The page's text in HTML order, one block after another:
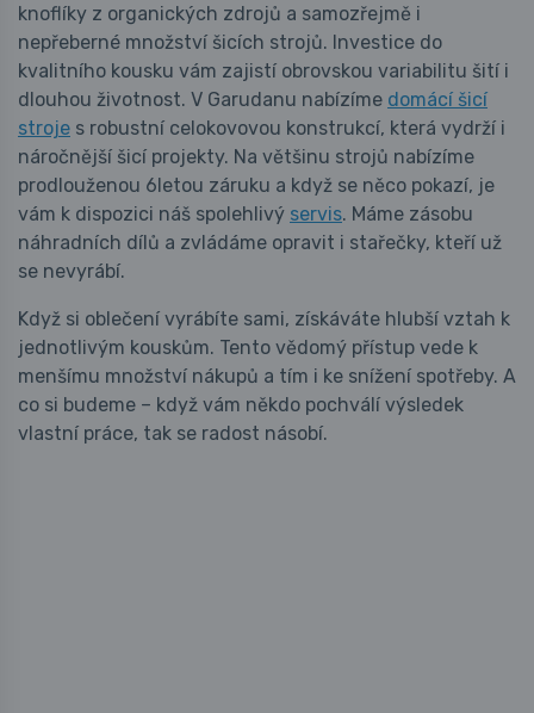
knoflíky z organických zdrojů a samozřejmě i
nepřeberné množství šicích strojů. Investice do
kvalitního kousku vám zajistí obrovskou variabilitu šití i
dlouhou životnost. V Garudanu nabízíme domácí šicí
stroje s robustní celokovovou konstrukcí, která vydrží i
náročnější šicí projekty. Na většinu strojů nabízíme
prodlouženou 6letou záruku a když se něco pokazí, je
vám k dispozici náš spolehlivý servis. Máme zásobu
náhradních dílů a zvládáme opravit i stařečky, kteří už
se nevyrábí.
Když si oblečení vyrábíte sami, získáváte hlubší vztah k
jednotlivým kouskům. Tento vědomý přístup vede k
menšímu množství nákupů a tím i ke snížení spotřeby. A
co si budeme – když vám někdo pochválí výsledek
vlastní práce, tak se radost násobí.